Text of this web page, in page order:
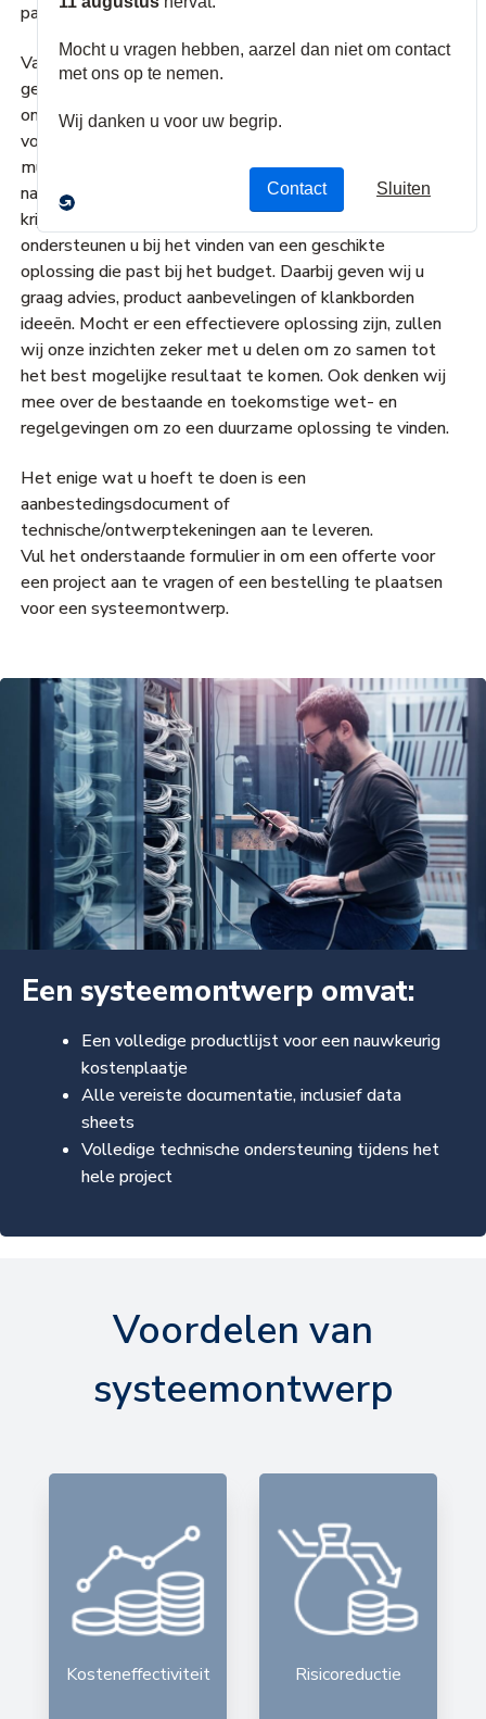
passende offerte.
Van een eenvoudig systeem tot complexe
geïntegreerde oplossingen, de experts van ADI
ondersteunen u graag bij het systeemontwerp voor uw
volgende project. Hierbij profiteerd u van de
multidisciplinaire ervaring van het team. Wij werken
nauw met u samen om een gedetailleerd inzicht te
krijgen in de vereisten en verwachtingen van uw klant en
ondersteunen u bij het vinden van een geschikte
oplossing die past bij het budget. Daarbij geven wij u
graag advies, product aanbevelingen of klankborden
ideeën. Mocht er een effectievere oplossing zijn, zullen
wij onze inzichten zeker met u delen om zo samen tot
het best mogelijke resultaat te komen. Ook denken wij
mee over de bestaande en toekomstige wet- en
regelgevingen om zo een duurzame oplossing te vinden.
Het enige wat u hoeft te doen is een
aanbestedingsdocument of
technische/ontwerptekeningen aan te leveren.
Vul het onderstaande formulier in om een offerte voor
een project aan te vragen of een bestelling te plaatsen
voor een systeemontwerp.
Een systeemontwerp omvat:
Een volledige productlijst voor een nauwkeurig
kostenplaatje
Alle vereiste documentatie, inclusief data
sheets
Volledige technische ondersteuning tijdens het
hele project
Voordelen van
systeemontwerp
Kosteneffectiviteit Risicoreductie